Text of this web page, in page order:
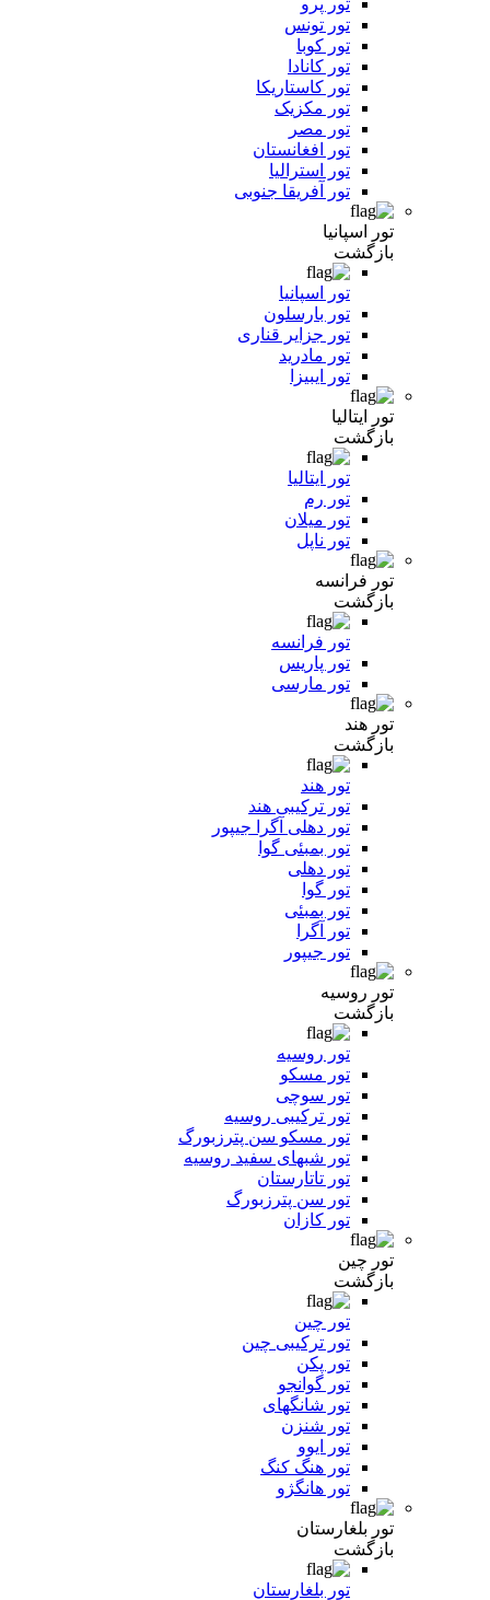
تور پرو
تور تونس
تور کوبا
تور کانادا
تور کاستاریکا
تور مکزیک
تور مصر
تور افغانستان
تور استرالیا
تور آفریقا جنوبی
تور اسپانیا
بازگشت
تور اسپانیا
تور بارسلون
تور جزایر قناری
تور مادرید
تور ایبیزا
تور ایتالیا
بازگشت
تور ایتالیا
تور رم
تور میلان
تور ناپل
تور فرانسه
بازگشت
تور فرانسه
تور پاریس
تور مارسی
تور هند
بازگشت
تور هند
تور ترکیبی هند
تور دهلی آگرا جیپور
تور بمبئی گوا
تور دهلی
تور گوا
تور بمبئی
تور آگرا
تور جیپور
تور روسیه
بازگشت
تور روسیه
تور مسکو
تور سوچی
تور ترکیبی روسیه
تور مسکو سن پترزبورگ
تور شبهای سفید روسیه
تور تاتارستان
تور سن پترزبورگ
تور کازان
تور چین
بازگشت
تور چین
تور ترکیبی چین
تور پکن
تور گوانجو
تور شانگهای
تور شنزن
تور ایوو
تور هنگ کنگ
تور هانگژو
تور بلغارستان
بازگشت
تور بلغارستان